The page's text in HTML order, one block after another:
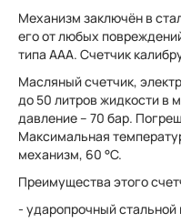
Механизм заключён в
его от любых
типа ААА. Счетчик
Масляный счетчик,
до 50 литров жидкости в
давление – 70 бар.
Максимальная
механизм, 60 °C.
Преимущества этого
- ударопрочный стальной